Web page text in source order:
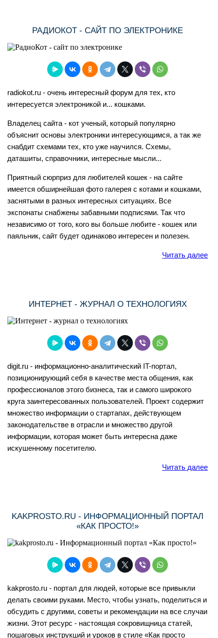
РАДИОКОТ - САЙТ ПО ЭЛЕКТРОНИКЕ
radiokot.ru - очень интересный форум для тех, кто
интересуется электроникой и... кошками.
Владелец сайта - кот ученый, который популярно
объяснит основы электроники интересующимся, а так же
снабдит схемами тех, кто уже научился. Схемы,
даташиты, справочники, интересные мысли...
Приятный сюрприз для любителей кошек - на сайте
имеется обширнейшая фото галерея с котами и кошками,
заснятыми в разных интересных ситуациях. Все
экспонаты снабжены забавными подписями. Так что
независимо от того, кого вы больше любите - кошек или
паяльник, сайт будет одинаково интересен и полезен.
Читать далее
ИНТЕРНЕТ - ЖУРНАЛ О ТЕХНОЛОГИЯХ
digit.ru - информационно-аналитический IT-портал,
позиционирующий себя в качестве места общения, как
профессионалов этого бизнеса, так и самого широкого
круга заинтересованных пользователей. Проект содержит
множество информации о стартапах, действующем
законодательстве в отрасли и множество другой
информации, которая может быть интересна даже
искушенному посетителю.
Читать далее
KAKPROSTO.RU - ИНФОРМАЦИОННЫЙ ПОРТАЛ
«КАК ПРОСТО!»
kakprosto.ru - портал для людей, которые все привыкли
делать своими руками. Место, чтобы узнать, поделиться и
обсудить с другими, советы и рекомендации на все случаи
жизни. Этот ресурс - настоящая сокровищница статей,
пошаговых инструкций и уроков в стиле «Как просто